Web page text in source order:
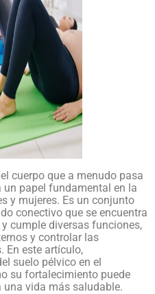
cuerpo que a menudo pasa
un papel fundamental en la
y mujeres. Es un conjunto
conectivo que se encuentra
cumple diversas funciones,
y controlar las
En este artículo,
suelo pélvico en el
su fortalecimiento puede
vida más saludable.